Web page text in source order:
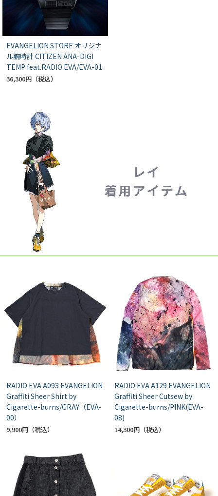
EVANGELION STORE オリジナ
ル腕時計 CITIZEN ANA-DIGI
TEMP feat.RADIO EVA/EVA-01
36,300円
RADIO EVA A093 EVANGELION
Graffiti Sheer Shirt by
Cigarette-burns/GRAY（EVA-
00）
9,900円
RADIO EVA A129 EVANGELION
Graffiti Sheer Cutsew by
Cigarette-burns/PINK(EVA-
08)
14,300円